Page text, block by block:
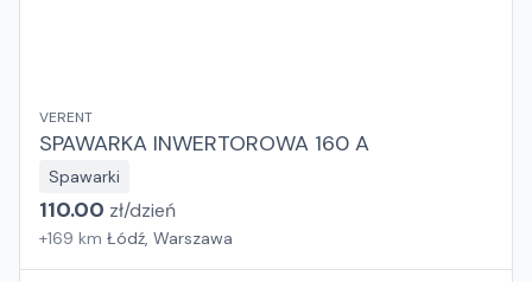
VERENT
SPAWARKA INWERTOROWA 160 A
Spawarki
110.00 zł/dzień
+169 km Łódź, Warszawa